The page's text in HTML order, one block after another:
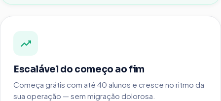
Escalável do começo ao fim
Começa grátis com até 40 alunos e cresce no ritmo da
sua operação — sem migração dolorosa.